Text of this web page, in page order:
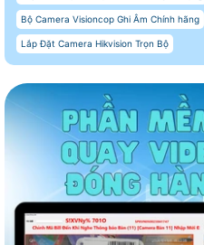
Bộ Camera Visioncop Ghi Âm Chính hãng
Lắp Đặt Camera Hikvision Trọn Bộ